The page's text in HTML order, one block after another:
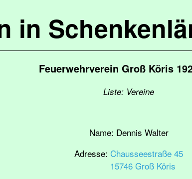
in
Feuerwehrverein Groß Köris
Liste: Vereine
Name: Dennis Walter
Adresse: Chausseestraße 45
15746 Groß Köris